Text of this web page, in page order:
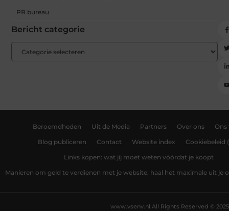
PR bureau
Bericht categorie
Beroemdheden Uit de Media Partners Over ons Ons
Blog publiceren Contact Website index Cookiebeleid
Links kopen: wat jij moet weten vóórdat je koopt
Manieren om geld te verdienen met je website: haal het maximale uit je
All Rights Reserved © 2025
www.vsenv.nl.